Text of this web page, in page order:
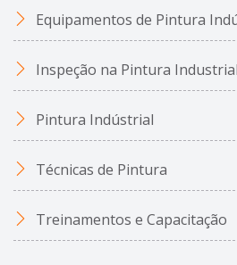
Equipamentos de Pintura
Inspeção na Pintura Industrial
Pintura Indústrial
Técnicas de Pintura
Treinamentos e Capacitação